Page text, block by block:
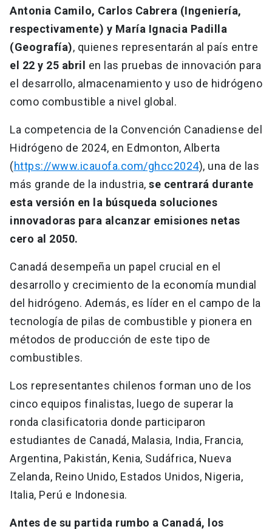
Antonia Camilo, Carlos Cabrera (Ingeniería,
respectivamente) y María Ignacia Padilla
(Geografía), quienes representarán al país entre
el 22 y 25 abril en las pruebas de innovación para
el desarrollo, almacenamiento y uso de hidrógeno
como combustible a nivel global.
La competencia de la Convención Canadiense del
Hidrógeno de 2024, en Edmonton, Alberta
(https://www.icauofa.com/ghcc2024), una de las
más grande de la industria, se centrará durante
esta versión en la búsqueda soluciones
innovadoras para alcanzar emisiones netas
cero al 2050.
Canadá desempeña un papel crucial en el
desarrollo y crecimiento de la economía mundial
del hidrógeno. Además, es líder en el campo de la
tecnología de pilas de combustible y pionera en
métodos de producción de este tipo de
combustibles.
Los representantes chilenos forman uno de los
cinco equipos finalistas, luego de superar la
ronda clasificatoria donde participaron
estudiantes de Canadá, Malasia, India, Francia,
Argentina, Pakistán, Kenia, Sudáfrica, Nueva
Zelanda, Reino Unido, Estados Unidos, Nigeria,
Italia, Perú e Indonesia.
Antes de su partida rumbo a Canadá, los